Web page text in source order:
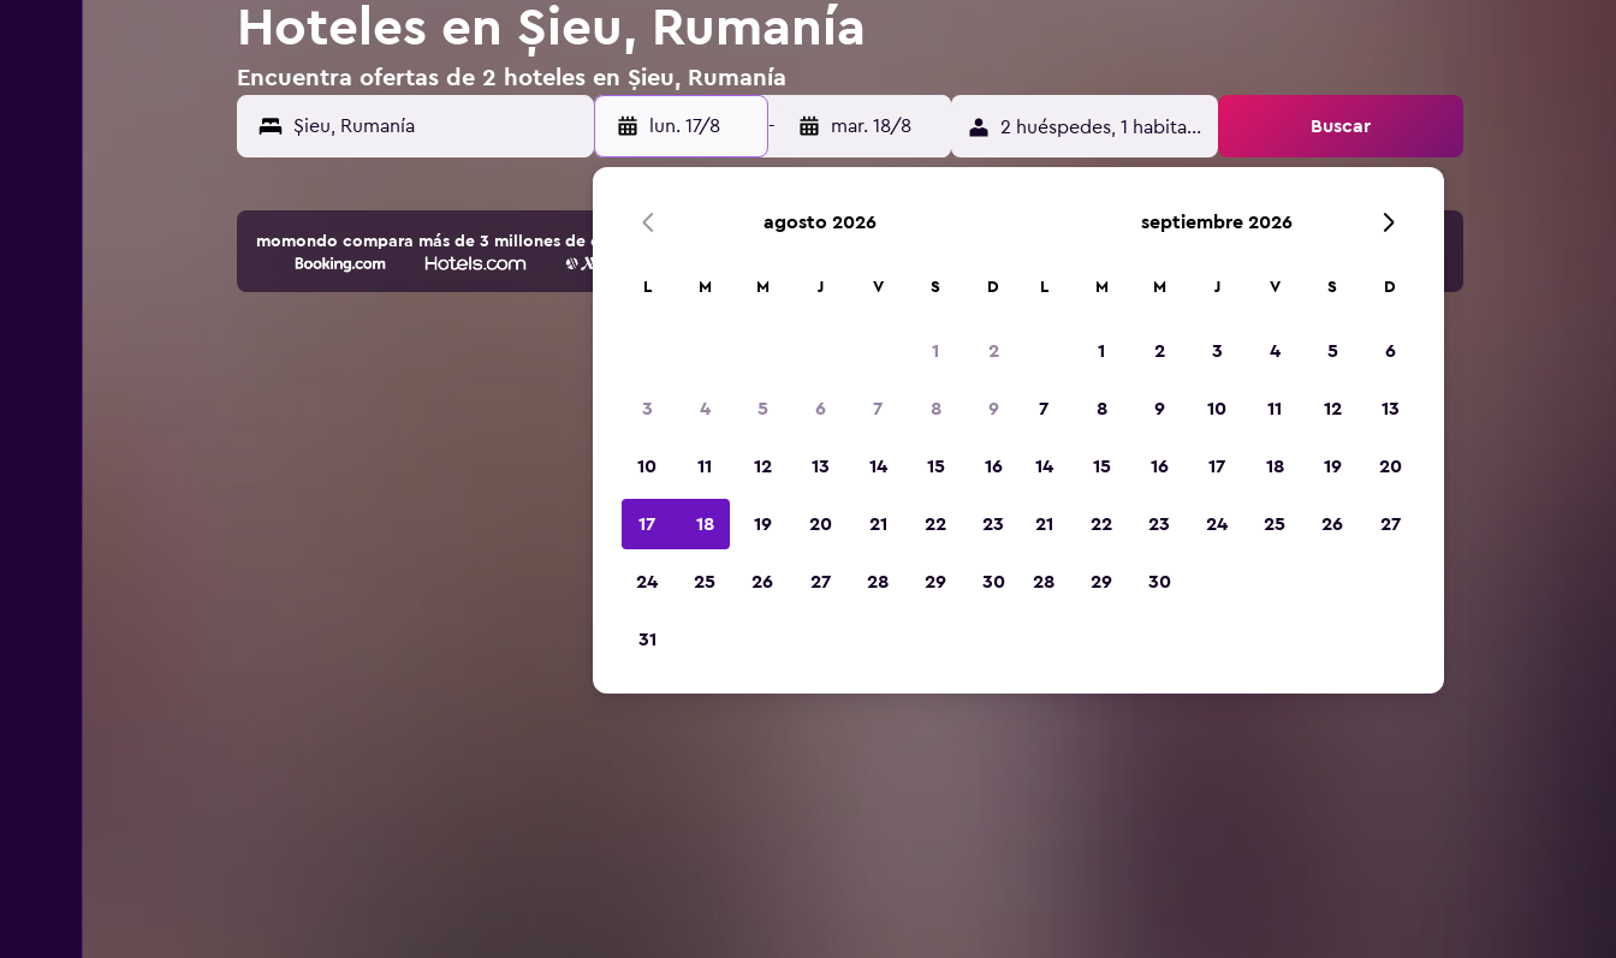
Hoteles en Șieu, Rumanía
Encuentra ofertas de 2 hoteles en Șieu, Rumanía
lun. 17/8 - mar. 18/8 2 huéspedes, 1 habitación Buscar
momondo compara más de 3 millones de opciones de hoteles y alojamientos.
agosto 2026
L M M J V S D
1 2
3 4 5 6 7 8 9
10 11 12 13 14 15 16
17 18 19 20 21 22 23
24 25 26 27 28 29 30
31
septiembre 2026
L M M J V S D
1 2 3 4 5 6
7 8 9 10 11 12 13
14 15 16 17 18 19 20
21 22 23 24 25 26 27
28 29 30